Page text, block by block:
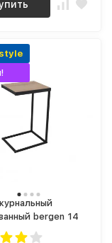
bergen 14